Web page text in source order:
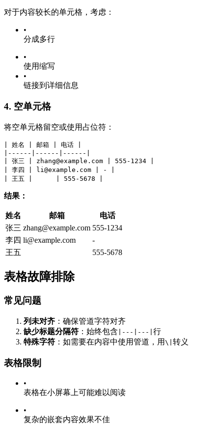
对于内容较长的单元格，考虑：
•
分成多行
•
使用缩写
•
链接到详细信息
4. 空单元格
将空单元格留空或使用占位符：
| 姓名 | 邮箱 | 电话 |
|------|------|------|
| 张三 | zhang@example.com | 555-1234 |
| 李四 | li@example.com | - |
| 王五 |      | 555-5678 |
结果：
姓名 邮箱
电话
张三 zhang@example.com 555-1234
李四 li@example.com
-
王五
555-5678
表格故障排除
常见问题
列未对齐 ：确保管道字符对齐
缺少标题分隔符 ：始终包含 |---|---| 行
特殊字符 ：如需要在内容中使用管道，用 \| 转义
表格限制
•
表格在小屏幕上可能难以阅读
•
复杂的嵌套内容效果不佳